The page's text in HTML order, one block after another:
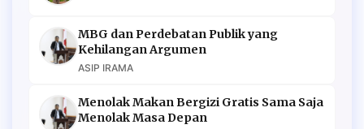
MBG dan Perdebatan Publik yang
Kehilangan Argumen
ASIP IRAMA
Menolak Makan Bergizi Gratis Sama Saja
Menolak Masa Depan